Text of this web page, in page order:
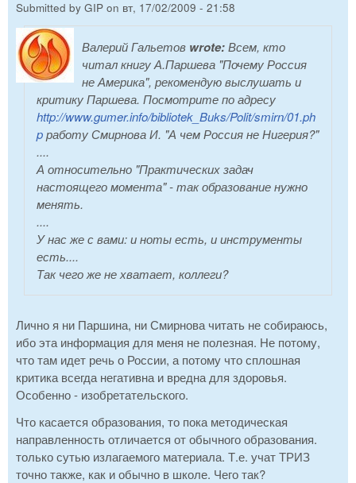
Submitted by GIP on вт, 17/02/2009 - 21:58
Валерий Гальетов wrote:Всем, кто
читал книгу А.Паршева "Почему Россия
не Америка", рекомендую выслушать и
критику Паршева. Посмотрите по адресу
http://www.gumer.info/bibliotek_Buks/Polit/smirn/01.ph
pработу Смирнова И. "А чем Россия не Нигерия?"
....
А относительно "Практических задач
настоящего момента" - так образование нужно
менять.
....
У нас же с вами: и ноты есть, и инструменты
есть....
Так чего же не хватает, коллеги?
Лично я ни Паршина, ни Смирнова читать не собираюсь,
ибо эта информация для меня не полезная. Не потому,
что там идет речь о России, а потому что сплошная
критика всегда негативна и вредна для здоровья.
Особенно - изобретательского.
Что касается образования, то пока методическая
направленность отличается от обычного образования.
только сутью излагаемого материала. Т.е. учат ТРИЗ
точно также, как и обычно в школе. Чего так?